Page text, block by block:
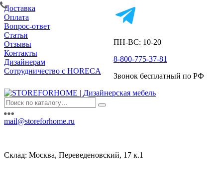
Доставка
Оплата
Вопрос-ответ
Статьи
Отзывы
Контакты
Дизайнерам
Сотрудничество с HORECA
ПН-ВС: 10-20
8-800-775-37-81
Звонок бесплатный по РФ
mail@storeforhome.ru
Склад: Москва, Переведеновский, 17 к.1